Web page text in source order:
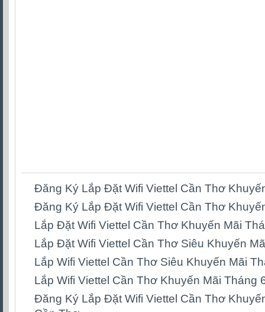
Đăng Ký Lắp Đặt Wifi Viettel Cần Thơ
Đăng Ký Lắp Đặt Wifi Viettel Cần Thơ
Lắp Đặt Wifi Viettel Cần Thơ Khuyến Mãi
Lắp Đặt Wifi Viettel Cần Thơ Siêu Khuyến
Lắp Wifi Viettel Cần Thơ Siêu Khuyến Mãi
Lắp Wifi Viettel Cần Thơ Khuyến Mãi Tháng
Đăng Ký Lắp Đặt Wifi Viettel Cần Thơ